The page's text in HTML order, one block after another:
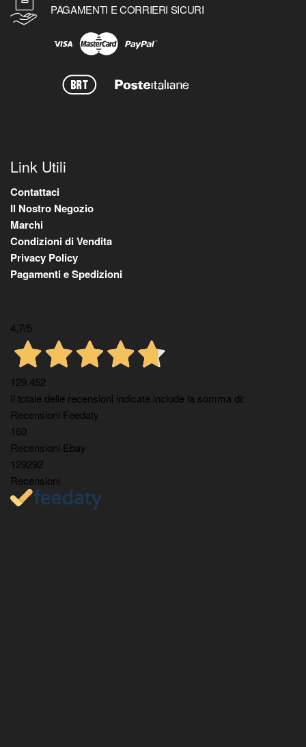
PAGAMENTI E CORRIERI SICURI
Link Utili
Contattaci
Il Nostro Negozio
Marchi
Condizioni di Vendita
Privacy Policy
Pagamenti e Spedizioni
4,7/5
129.452
Il totale delle recensioni indicate include la somma di:
Recensioni Feedaty
160
Recensioni Ebay
129292
Recensioni